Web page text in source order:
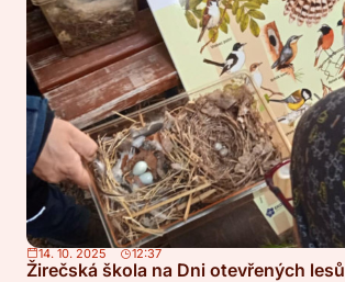
14. 10. 2025 12:37
Žirečská škola na Dni otevřených lesů